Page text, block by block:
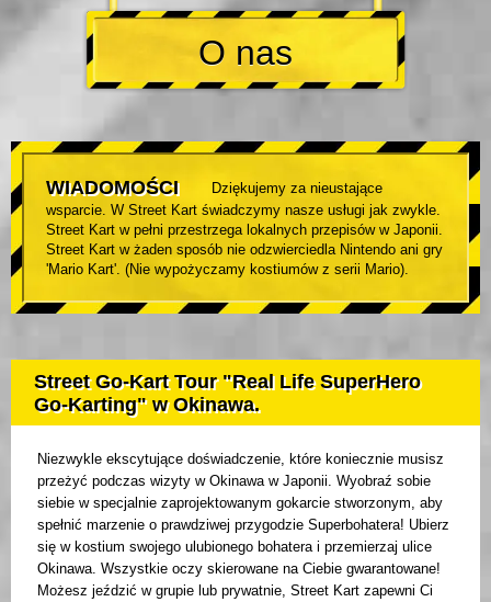
O nas
WIADOMOŚCI
Dziękujemy za nieustające
wsparcie. W Street Kart świadczymy nasze usługi jak zwykle.
Street Kart w pełni przestrzega lokalnych przepisów w Japonii.
Street Kart w żaden sposób nie odzwierciedla Nintendo ani gry
'Mario Kart'. (Nie wypożyczamy kostiumów z serii Mario).
Street Go-Kart Tour "Real Life SuperHero
Go-Karting" w Okinawa.
Niezwykle ekscytujące doświadczenie, które koniecznie musisz
przeżyć podczas wizyty w Okinawa w Japonii. Wyobraź sobie
siebie w specjalnie zaprojektowanym gokarcie stworzonym, aby
spełnić marzenie o prawdziwej przygodzie Superbohatera! Ubierz
się w kostium swojego ulubionego bohatera i przemierzaj ulice
Okinawa. Wszystkie oczy skierowane na Ciebie gwarantowane!
Możesz jeździć w grupie lub prywatnie, Street Kart zapewni Ci